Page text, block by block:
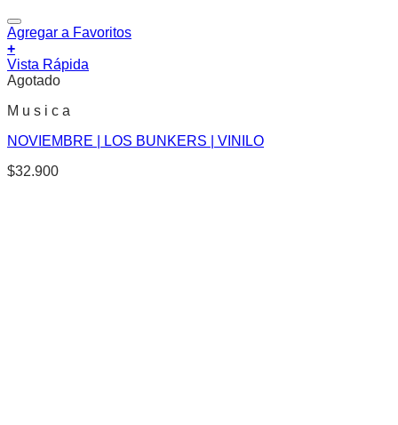
Agregar a Favoritos
+
Vista Rápida
Agotado
M u s i c a
NOVIEMBRE | LOS BUNKERS | VINILO
$32.900